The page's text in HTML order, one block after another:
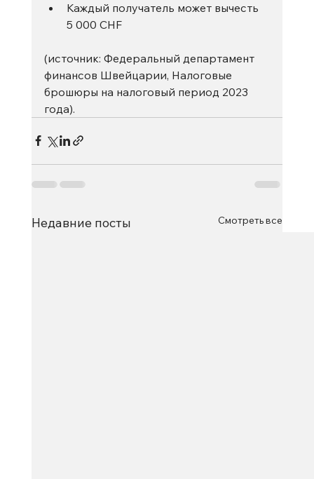
Каждый получатель может вычесть
5 000 CHF
(источник: Федеральный департамент
финансов Швейцарии, Налоговые
брошюры на налоговый период 2023
года).
Недавние посты Смотреть все